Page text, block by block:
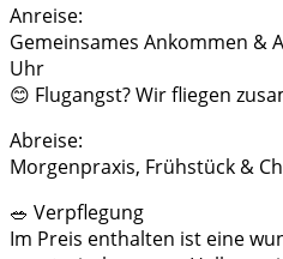
Anreise:
Gemeinsames Ankommen &
Uhr
😊 Flugangst? Wir fliegen
Abreise:
Morgenpraxis, Frühstück &
🥗 Verpflegung
Im Preis enthalten ist eine